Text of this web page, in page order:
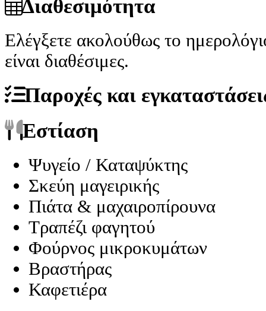
Διαθεσιμότητα
Ελέγξετε ακολούθως το
είναι διαθέσιμες.
Παροχές και
Εστίαση
Ψυγείο / Καταψύκτης
Σκεύη μαγειρικής
Πιάτα & μαχαιροπίρουνα
Τραπέζι φαγητού
Φούρνος μικροκυμάτων
Βραστήρας
Καφετιέρα